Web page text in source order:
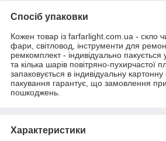
Спосіб упаковки
Кожен товар із farfarlight.com.ua - скло
фари, світловод, інструменти для
ремкомплект - індивідуально пакується
та кілька шарів повітряно-пухирчастої
запаковується в індивідуальну
пакування гарантує, що замовлення
пошкоджень.
Характеристики